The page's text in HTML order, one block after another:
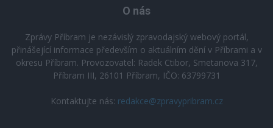
O nás
Zprávy Příbram je nezávislý zpravodajský webový portál,
přinášející informace především o aktuálním dění v Příbrami a v
okresu Příbram. Provozovatel: Radek Ctibor, Smetanova 317,
Příbram III, 26101 Příbram, IČO: 63799731
Kontaktujte nás: redakce@zpravypribram.cz